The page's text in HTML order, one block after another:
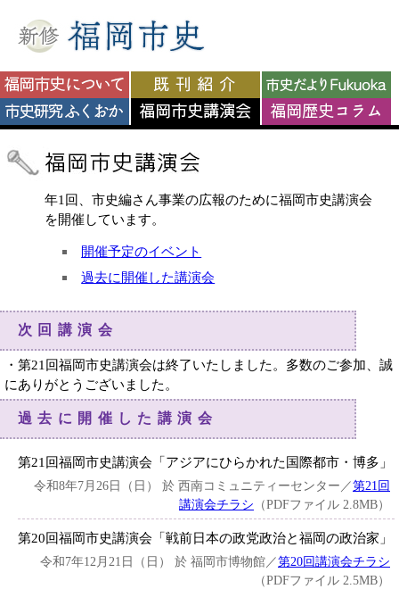
年1回、市史編さん事業の広報のために福岡市史講演会
を開催しています。
開催予定のイベント
過去に開催した講演会
次回講演会
・第21回福岡市史講演会は終了いたしました。多数のご参加、誠
にありがとうございました。
過去に開催した講演会
第21回福岡市史講演会「アジアにひらかれた国際都市・博多」
令和8年7月26日（日） 於 西南コミュニティーセンター／第21回
講演会チラシ （PDFファイル 2.8MB）
第20回福岡市史講演会「戦前日本の政党政治と福岡の政治家」
令和7年12月21日（日） 於 福岡市博物館／第20回講演会チラシ
（PDFファイル 2.5MB）